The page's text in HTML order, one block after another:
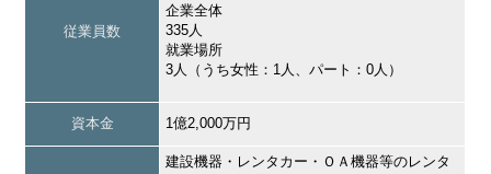
従業員数
企業全体
335人
就業場所
3人（うち女性：1人、パート：0人）
資本金 1億2,000万円
建設機器・レンタカー・ＯＡ機器等のレンタ